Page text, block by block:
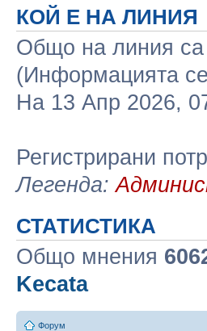
КОЙ Е НА ЛИНИЯ
Общо на линия са
(Информацията
На 13 Апр 2026,
Регистрирани
Легенда:
СТАТИСТИКА
Общо мнения
Kecata
Форум